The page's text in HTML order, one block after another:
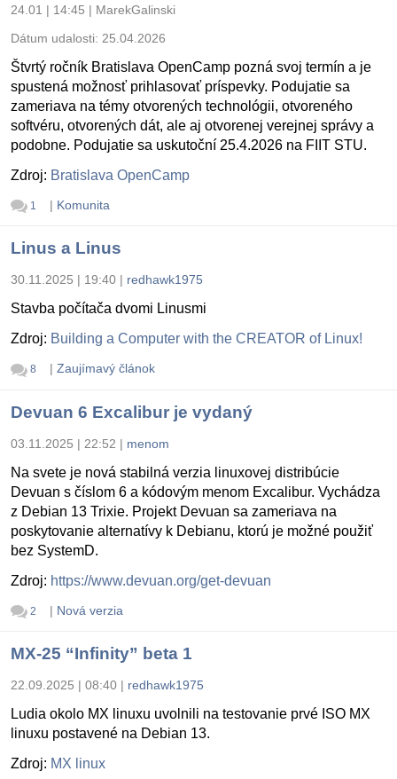
24.01 | 14:45 | MarekGalinski
Dátum udalosti: 25.04.2026
Štvrtý ročník Bratislava OpenCamp pozná svoj termín a je
spustená možnosť prihlasovať príspevky. Podujatie sa
zameriava na témy otvorených technológii, otvoreného
softvéru, otvorených dát, ale aj otvorenej verejnej správy a
podobne. Podujatie sa uskutoční 25.4.2026 na FIIT STU.
Zdroj: Bratislava OpenCamp
1 | Komunita
Linus a Linus
30.11.2025 | 19:40 | redhawk1975
Stavba počítača dvomi Linusmi
Zdroj: Building a Computer with the CREATOR of Linux!
8 | Zaujímavý článok
Devuan 6 Excalibur je vydaný
03.11.2025 | 22:52 | menom
Na svete je nová stabilná verzia linuxovej distribúcie
Devuan s číslom 6 a kódovým menom Excalibur. Vychádza
z Debian 13 Trixie. Projekt Devuan sa zameriava na
poskytovanie alternatívy k Debianu, ktorú je možné použiť
bez SystemD.
Zdroj: https://www.devuan.org/get-devuan
2 | Nová verzia
MX-25 “Infinity” beta 1
22.09.2025 | 08:40 | redhawk1975
Ludia okolo MX linuxu uvolnili na testovanie prvé ISO MX
linuxu postavené na Debian 13.
Zdroj: MX linux